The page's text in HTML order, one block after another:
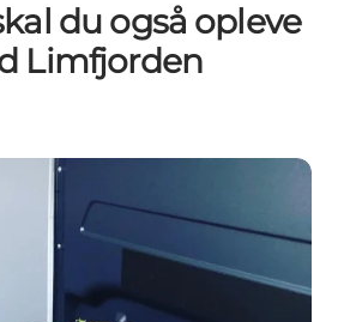
du også opleve
Limfjorden